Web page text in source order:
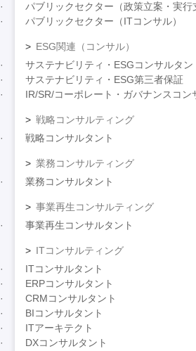
パブリックセクター（政策立案・実行
パブリックセクター（ITコンサル）
ESG関連（コンサル）
サステナビリティ・ESGコンサルタン
サステナビリティ・ESG第三者保証
IR/SR/コーポレート・ガバナンスコン
戦略コンサルティング
戦略コンサルタント
業務コンサルティング
業務コンサルタント
事業再生コンサルティング
事業再生コンサルタント
ITコンサルティング
ITコンサルタント
ERPコンサルタント
CRMコンサルタント
BIコンサルタント
ITアーキテクト
DXコンサルタント